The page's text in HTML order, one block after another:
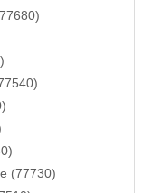
(77730)